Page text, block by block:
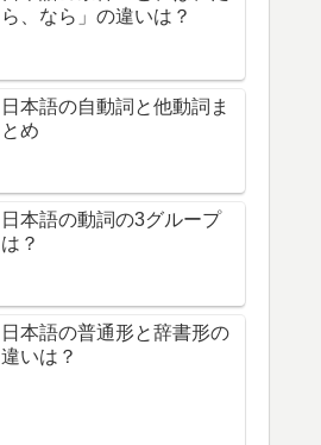
ら、なら」の違いは？
日本語の自動詞と他動詞ま
とめ
日本語の動詞の3グループ
は？
日本語の普通形と辞書形の
違いは？